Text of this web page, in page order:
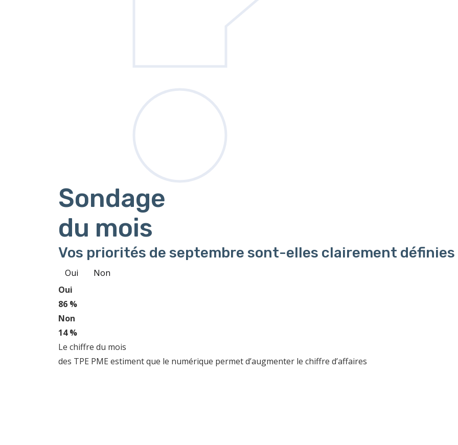
Sondage
du mois
Vos priorités de septembre sont-elles clairement définies
Oui
Non
Oui
86 %
Non
14 %
Le chiffre du mois
des TPE PME estiment que le numérique permet d’augmenter le chiffre d’affaires